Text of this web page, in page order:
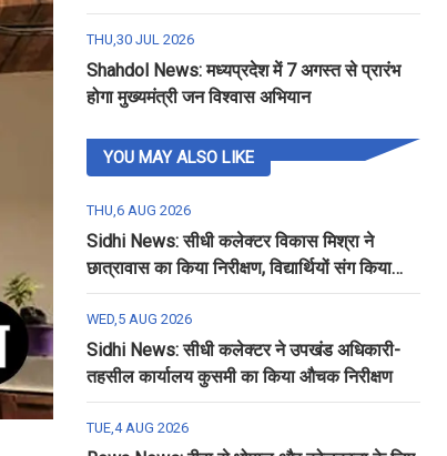
पंचोली को दी गई विदाई
THU,30 JUL 2026
Shahdol News: मध्यप्रदेश में 7 अगस्त से प्रारंभ
होगा मुख्यमंत्री जन विश्वास अभियान
YOU MAY ALSO LIKE
THU,6 AUG 2026
Sidhi News: सीधी कलेक्टर विकास मिश्रा ने
छात्रावास का किया निरीक्षण, विद्यार्थियों संग किया
रात्रि भोजन
WED,5 AUG 2026
Sidhi News: सीधी कलेक्टर ने उपखंड अधिकारी-
तहसील कार्यालय कुसमी का किया औचक निरीक्षण
TUE,4 AUG 2026